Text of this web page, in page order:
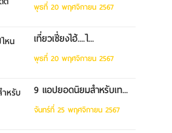
พุธที่ 20 พฤศจิกายน 2567
เที่ยวเซี่ยงไฮ้....ไ...
พุธที่ 20 พฤศจิกายน 2567
9 แอปยอดนิยมสำหรับเท...
จันทร์ที่ 25 พฤศจิกายน 2567